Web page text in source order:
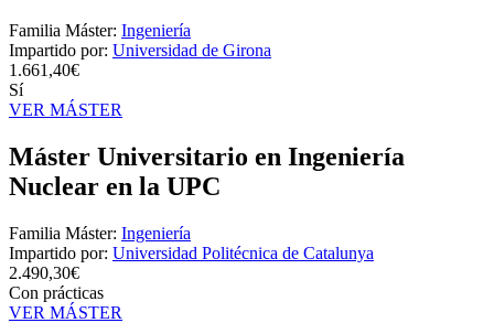
Familia Máster: Ingeniería
Impartido por: Universidad de Girona
1.661,40€
Sí
VER MÁSTER
Máster Universitario en Ingeniería
Nuclear en la UPC
Familia Máster: Ingeniería
Impartido por: Universidad Politécnica de Catalunya
2.490,30€
Con prácticas
VER MÁSTER